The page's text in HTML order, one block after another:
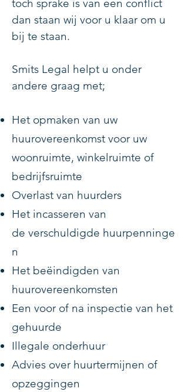
toch sprake is van een conflict
dan staan wij voor u klaar om u
bij te staan.
Smits Legal helpt u onder
andere graag met;
Het opmaken van uw
huurovereenkomst voor uw
woonruimte, winkelruimte of
bedrijfsruimte
Overlast van huurders
Het incasseren van
de verschuldigde huurpenninge
n
Het beëindigden van
huurovereenkomsten
Een voor of na inspectie van het
gehuurde
Illegale onderhuur
Advies over huurtermijnen of
opzeggingen